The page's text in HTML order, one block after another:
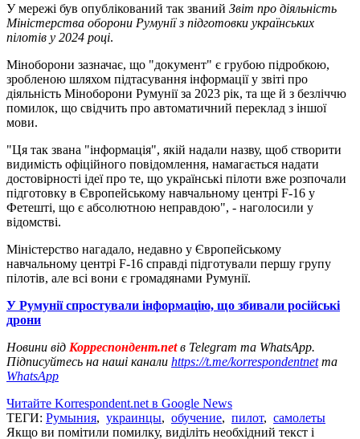
У мережі був опублікований так званий Звіт про діяльність
Міністерства оборони Румунії з підготовки українських
пілотів у 2024 році.
Міноборони зазначає, що "документ" є грубою підробкою,
зробленою шляхом підтасування інформації у звіті про
діяльність Міноборони Румунії за 2023 рік, та ще й з безліччю
помилок, що свідчить про автоматичний переклад з іншої
мови.
"Ця так звана "інформація", якій надали назву, щоб створити
видимість офіційного повідомлення, намагається надати
достовірності ідеї про те, що українські пілоти вже розпочали
підготовку в Європейському навчальному центрі F-16 у
Фетешті, що є абсолютною неправдою", - наголосили у
відомстві.
Міністерство нагадало, недавно у Європейському
навчальному центрі F-16 справді підготували першу групу
пілотів, але всі вони є громадянами Румунії.
У Румунії спростували інформацію, що збивали російські
дрони
Новини від Корреспондент.netв Telegram та WhatsApp.
Підписуйтесь на наші канали https://t.me/korrespondentnetта
WhatsApp
Читайте Korrespondent.net в Google News
ТЕГИ: Румыния, украинцы, обучение, пилот, самолеты
Якщо ви помітили помилку, виділіть необхідний текст і